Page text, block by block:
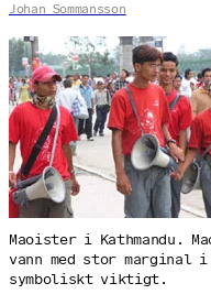
Johan Sommansson
Maoister i Kathmandu.
vann med stor
symboliskt viktigt.